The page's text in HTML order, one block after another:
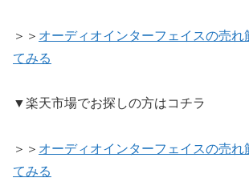
＞＞ オーディオインターフェイスの売れ
てみる
▼楽天市場でお探しの方はコチラ
＞＞ オーディオインターフェイスの売れ
てみる